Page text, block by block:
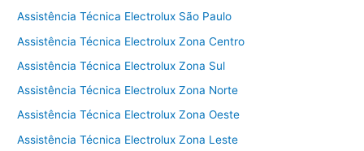
Assistência Técnica Electrolux São Paulo
Assistência Técnica Electrolux Zona Centro
Assistência Técnica Electrolux Zona Sul
Assistência Técnica Electrolux Zona Norte
Assistência Técnica Electrolux Zona Oeste
Assistência Técnica Electrolux Zona Leste